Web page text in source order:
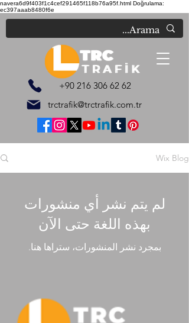
navera6d9f403f1c4cef291465f118b76a95f.html Doğrulama:
ec397aaab8480f6e
trctrafik@trctrafik.com.tr
+90 216 306 62 62
Wix Blog
لم يتم نشر أي منشورات
بهذه اللغة حتى الآن
بمجرد نشر المنشورات، ستراها هنا.